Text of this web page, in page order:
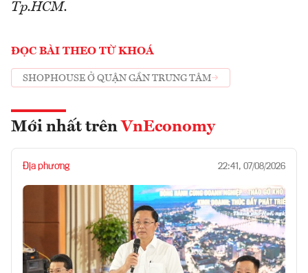
Tp.HCM.
ĐỌC BÀI THEO TỪ KHOÁ
SHOPHOUSE Ở QUẬN GẦN TRUNG TÂM
Mới nhất trên VnEconomy
Địa phương 22:41, 07/08/2026